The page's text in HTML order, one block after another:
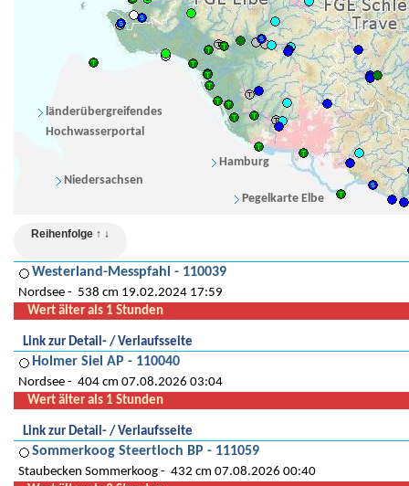
Reihenfolge ↑ ↓
Westerland-Messpfahl - 110039
Nordsee
538 cm 19.02.2024 17:59
Wert älter als 1 Stunden
Link zur Detail- / Verlaufsseite
Holmer Siel AP - 110040
Nordsee
404 cm 07.08.2026 03:04
Wert älter als 1 Stunden
Link zur Detail- / Verlaufsseite
Sommerkoog Steertloch BP - 111059
Staubecken Sommerkoog
432 cm 07.08.2026 00:40
Pegelkarte Elbe
Niedersachsen
Hamburg
länderübergreifendes
Hochwasserportal